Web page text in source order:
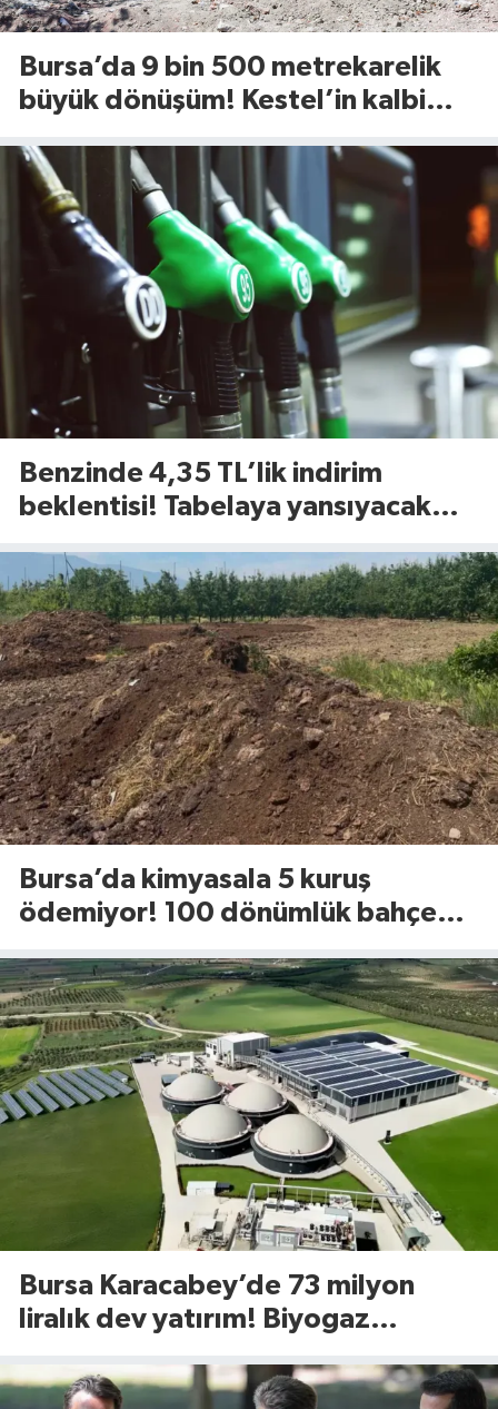
Bursa’da 9 bin 500 metrekarelik
büyük dönüşüm! Kestel’in kalbi
Benzinde 4,35 TL’lik indirim
beklentisi! Tabelaya yansıyacak
Bursa’da kimyasala 5 kuruş
ödemiyor! 100 dönümlük bahçede
Bursa Karacabey’de 73 milyon
liralık dev yatırım! Biyogaz
yükseliyor